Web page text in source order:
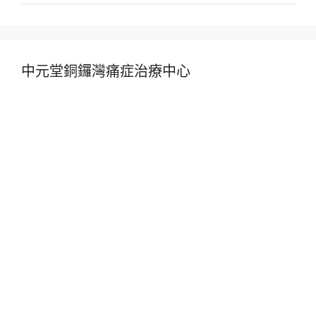
中元堂銅鑼灣痛症治療中心